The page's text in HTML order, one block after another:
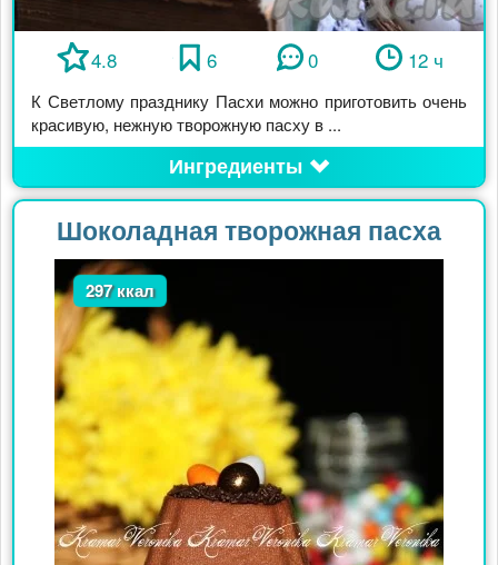
4.8 6 0 12 ч
К Светлому празднику Пасхи можно приготовить очень
красивую, нежную творожную пасху в ...
Ингредиенты
Шоколадная творожная пасха
297 ккал